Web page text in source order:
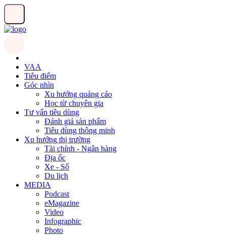
VAA
Tiêu điểm
Góc nhìn
Xu hướng quảng cáo
Học từ chuyên gia
Tư vấn tiêu dùng
Đánh giá sản phẩm
Tiêu dùng thông minh
Xu hướng thị trường
Tài chính - Ngân hàng
Địa ốc
Xe - Số
Du lịch
MEDIA
Podcast
eMagazine
Video
Infographic
Photo